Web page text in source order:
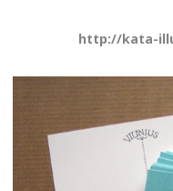
http://kata-